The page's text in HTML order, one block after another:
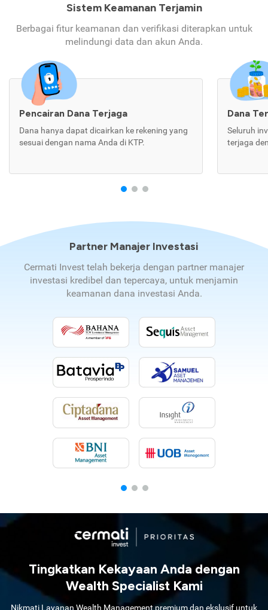
Sistem Keamanan Terjamin
Berbagai fitur keamanan dan verifikasi diterapkan untuk
melindungi data dan akun Anda.
Pencairan Dana Terjaga
Dana hanya dapat dicairkan ke rekening yang
sesuai dengan nama Anda di KTP.
Dana
Seluruh
terjaga
Partner Manajer Investasi
Cermati Invest telah bekerja dengan partner manajer
investasi kredibel dan tepercaya, untuk menjamin
keamanan dana investasi Anda.
Tingkatkan Kekayaan Anda dengan
Wealth Specialist Kami
Nikmati Layanan Wealth Management premium dan ekslusif untuk